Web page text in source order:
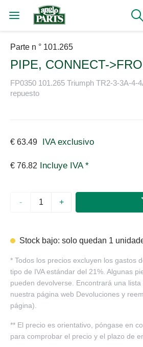
Parte n ° 101.265
PIPE, CONNECT-
FP0350 101.265 Triumph TR2-3-3A-4-
repuesto
€ 63.49 IVA exclusivo
€ 76.82 Incluye IVA *
- +
Stock bajo: solo quedan 1
* Todos los precios excluyen los gastos
tipo de IVA estándar del 21%. Algunas
pueden devolverse. Encontrará una
nuestra página web Devoluciones y
página).
** El precio es orientativo, póngase en
para comprobar el precio y el plazo de